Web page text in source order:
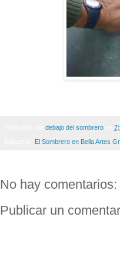
debajo del sombrero
El Sombrero en Bella Artes
No hay comentarios:
Publicar un